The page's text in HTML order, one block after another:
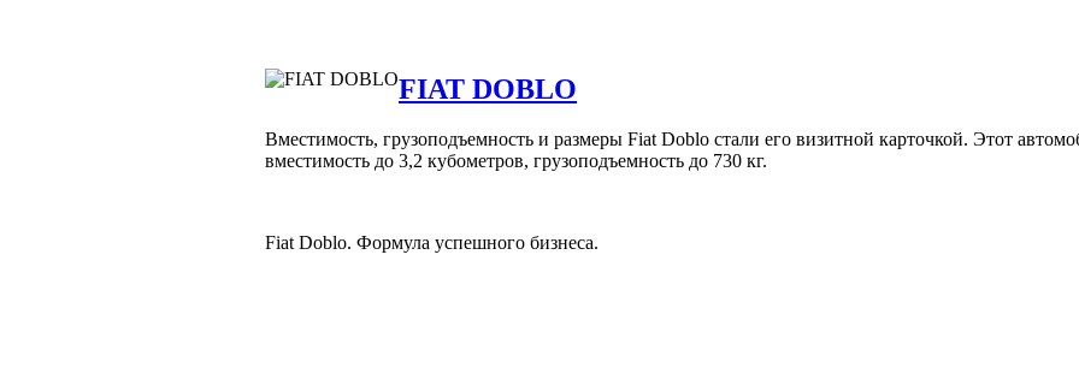
FIAT DOBLO
Вместимость, грузоподъемность и размеры Fiat Doblo стали его визитной карточкой. Этот
вместимость до 3,2 кубометров, грузоподъемность до 730 кг.
Fiat Doblo. Формула успешного бизнеса.